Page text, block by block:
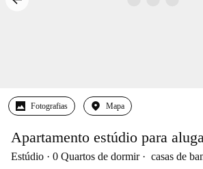
Fotografias Mapa
Apartamento estúdio para
Estúdio 0 Quartos de dormir casas de